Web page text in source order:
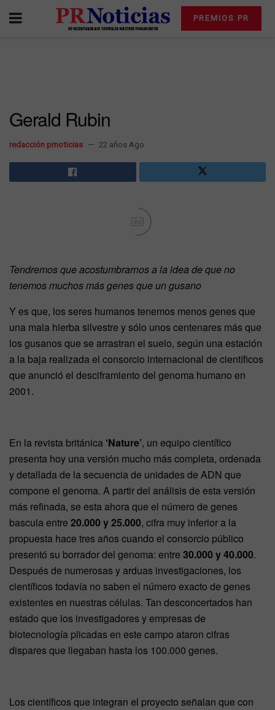
PREMIOS PR
Gerald Rubin
redacción prnoticias 22 años Ago
Ad
Tendremos que acostumbrarnos a la idea de que no
tenemos muchos más genes que un gusano
Y es que, los seres humanos tenemos menos genes que
una mala hierba silvestre y sólo unos centenares más que
los gusanos que se arrastran el suelo, según una estación
a la baja realizada el consorcio internacional de científicos
que anunció el desciframiento del genoma humano en
2001.
En la revista británica ‘Nature’, un equipo científico
presenta hoy una versión mucho más completa, ordenada
y detallada de la secuencia de unidades de ADN que
compone el genoma. A partir del análisis de esta versión
más refinada, se esta ahora que el número de genes
bascula entre 20.000 y 25.000, cifra muy inferior a la
propuesta hace tres años cuando el consorcio público
presentó su borrador del genoma: entre 30.000 y 40.000.
Después de numerosas y arduas investigaciones, los
científicos todavía no saben el número exacto de genes
existentes en nuestras células. Tan desconcertados han
estado que los investigadores y empresas de
biotecnología plicadas en este campo ataron cifras
dispares que llegaban hasta los 100.000 genes.
Los científicos que integran el proyecto señalan que con